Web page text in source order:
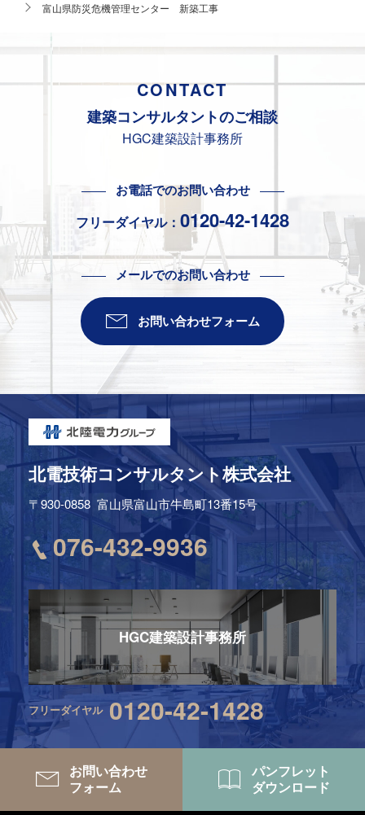
富山県防災危機管理センター 新築工事
CONTACT
建築コンサルタントのご相談
HGC建築設計事務所
お電話でのお問い合わせ
フリーダイヤル： 0120-42-1428
メールでのお問い合わせ
お問い合わせフォーム
北電技術コンサルタント株式会社
〒930-0858 富山県富山市牛島町13番15号
076-432-9936
HGC建築設計事務所
フリーダイヤル 0120-42-1428
お問い合わせ
フォーム
パンフレット
ダウンロード